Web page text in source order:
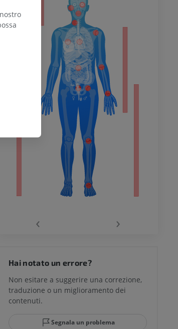
‹ ›
Hai notato un errore?
Non esitare a suggerire una correzione,
traduzione o un miglioramento dei
contenuti.
Segnala un problema